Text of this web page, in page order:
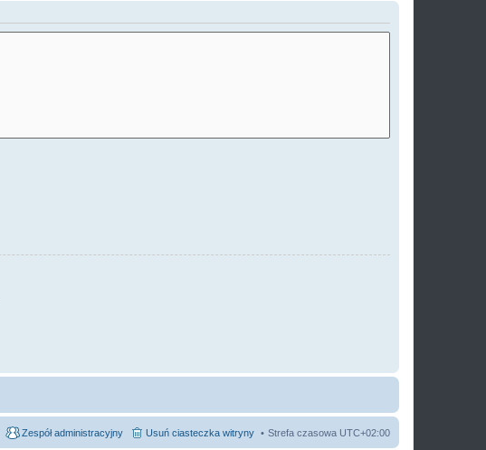
Strefa czasowa UTC+02:00
Usuń ciasteczka witryny
Zespół administracyjny